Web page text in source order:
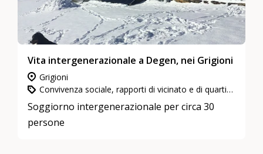
Vita intergenerazionale a Degen, nei Grigioni
Grigioni
Convivenza sociale, rapporti di vicinato e di quartiere, Impegno in attività di utilità pubblica, Abitazioni intergenerazionali
Soggiorno intergenerazionale per circa 30
persone